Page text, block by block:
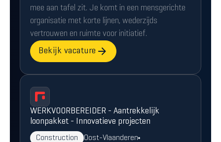
mee aan tafel zit. Je komt in een mensgerichte
organisatie met korte lijnen, wederzijds
vertrouwen en ruimte voor initiatief.
Bekijk vacature
WERKVOORBEREIDER - Aantrekkelijk
loonpakket - Innovatieve projecten
Construction
Oost-Vlaanderen